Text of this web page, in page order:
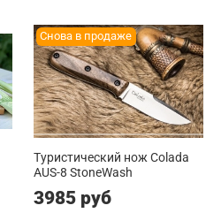
Снова в продаже
Туристический нож Colada
AUS-8 StoneWash
3985 руб